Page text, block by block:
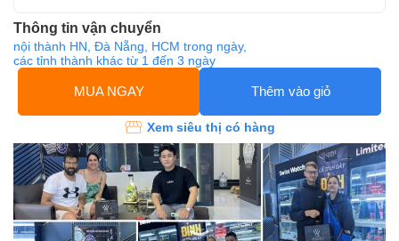
Thông tin vận chuyển
nội thành HN, Đà Nẵng, HCM trong ngày,
các tỉnh thành khác từ 1 đến 3 ngày
MUA NGAY Thêm vào giỏ
Xem siêu thị có hàng